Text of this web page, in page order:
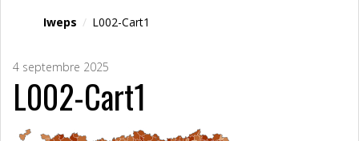
Iweps / L002-Cart1
4 septembre 2025
L002-Cart1